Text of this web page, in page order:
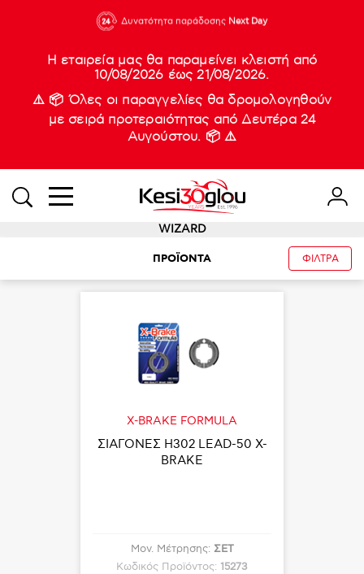
210 88 21
933
Δυνατότητα παράδοσης Next Day
Νέες
Η εταιρεία μας θα παραμείνει κλειστή από
10/08/2026 έως 21/08/2026.
⚠️ 📦 Όλες οι παραγγελίες θα δρομολογηθούν
με σειρά προτεραιότητας από Δευτέρα 24
Αυγούστου. 📦 ⚠️
WIZARD
ΠΡΟΪΟΝΤΑ ΦΙΛΤΡΑ
X-BRAKE FORMULA
ΣΙΑΓΟΝΕΣ Η302 LEAD-50 X-
BRAKE
Μον. Μέτρησης: ΣΕΤ
Κωδικός Προϊόντος: 15273